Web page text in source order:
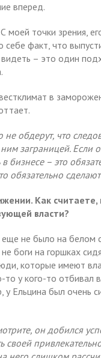
вперед.
моей точки зрения,
факт, что
– это один
в
обдерут, что
заграницей. Если
бизнесе – это
обязательно
Как
власти?
не было на белом
боги на горшках
которые имеют
у кого-то отбивал
Ельцина был очень
он добился